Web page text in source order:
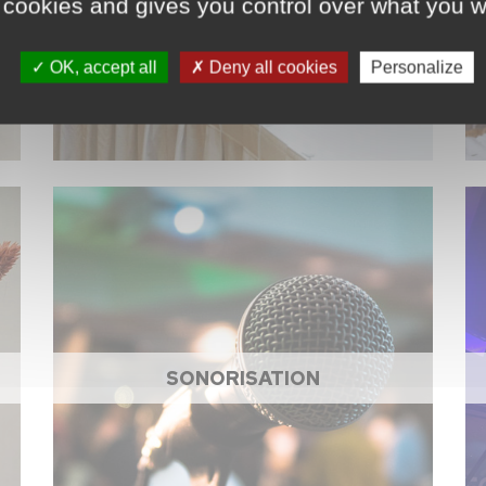
SONORISATION
and gives you control over what you
OK, accept all Deny all cookies Personalize